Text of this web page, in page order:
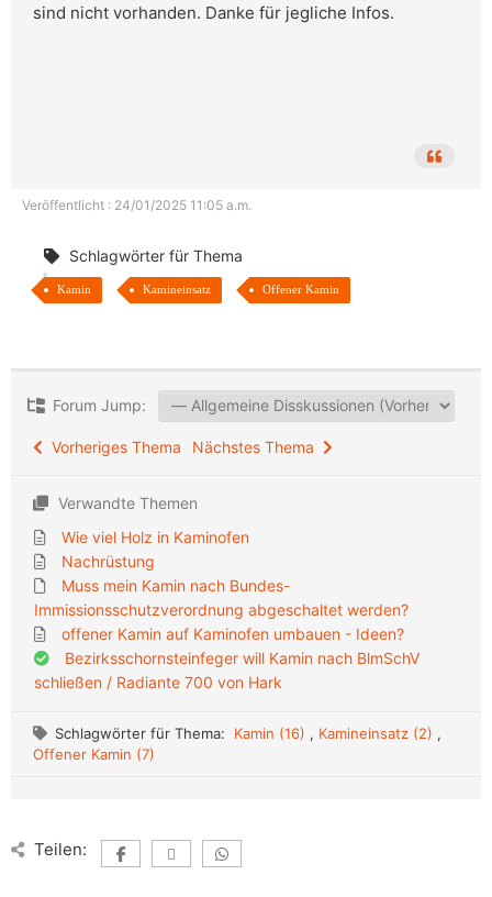
sind nicht vorhanden. Danke für jegliche Infos.
Veröffentlicht : 24/01/2025 11:05 a.m.
Schlagwörter für Thema
Kamin Kamineinsatz Offener Kamin
Forum Jump:
Vorheriges Thema Nächstes Thema
Verwandte Themen
Wie viel Holz in Kaminofen
Nachrüstung
Muss mein Kamin nach Bundes-
Immissionsschutzverordnung abgeschaltet werden?
offener Kamin auf Kaminofen umbauen - Ideen?
Bezirksschornsteinfeger will Kamin nach BlmSchV
schließen / Radiante 700 von Hark
Schlagwörter für Thema: Kamin (16) , Kamineinsatz (2) ,
Offener Kamin (7)
Teilen: